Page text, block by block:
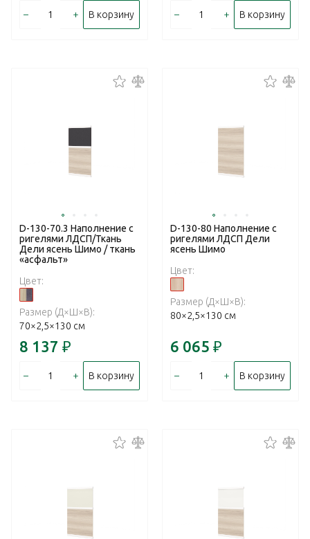
– + В корзину – + В корзину
D-130-70.3 Наполнение с
ригелями ЛДСП/Ткань
Дели ясень Шимо / ткань
«асфальт»
Цвет:
Размер (Д×Ш×В):
70×2,5×130 см
8 137 ₽
– + В корзину
D-130-80 Наполнение с
ригелями ЛДСП Дели
ясень Шимо
Цвет:
Размер (Д×Ш×В):
80×2,5×130 см
6 065 ₽
– + В корзину